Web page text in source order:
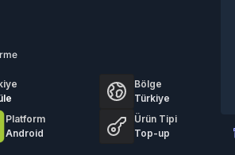
Bölge
Türkiye
Platform
Android
Ürün Tipi
Top-up